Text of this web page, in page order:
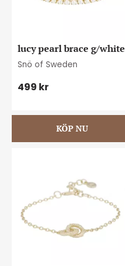
lucy pearl brace g/white
Snö of Sweden
499 kr